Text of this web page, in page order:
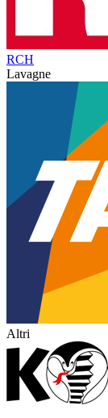
RCH
Lavagne
Altri